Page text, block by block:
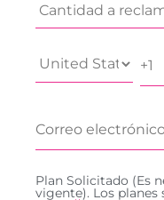
Plan Solicitado (Es
vigente). Los planes